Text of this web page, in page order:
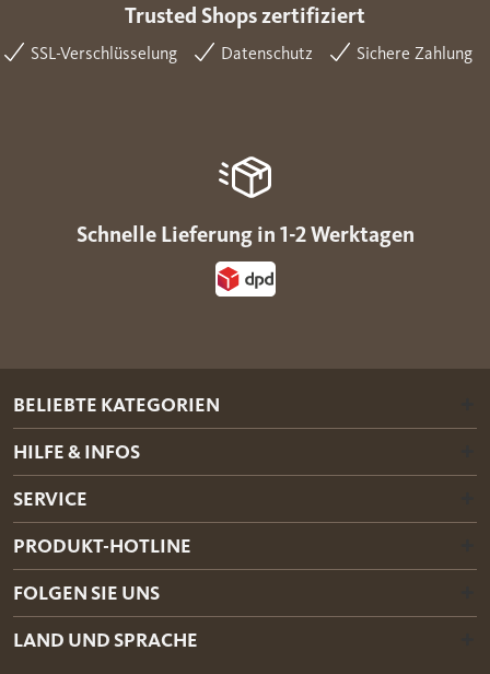
Trusted Shops zertifiziert
SSL-Verschlüsselung Datenschutz Sichere Zahlung
Schnelle Lieferung in 1-2 Werktagen
BELIEBTE KATEGORIEN
HILFE & INFOS
SERVICE
PRODUKT-HOTLINE
FOLGEN SIE UNS
LAND UND SPRACHE